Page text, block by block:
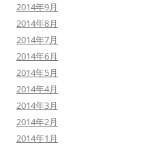
2014年9月
2014年8月
2014年7月
2014年6月
2014年5月
2014年4月
2014年3月
2014年2月
2014年1月